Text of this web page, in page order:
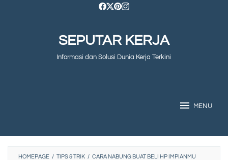
SEPUTAR KERJA
Informasi dan Solusi Dunia Kerja Terkini
MENU
HOMEPAGE / TIPS & TRIK / CARA NABUNG BUAT BELI HP IMPIANMU